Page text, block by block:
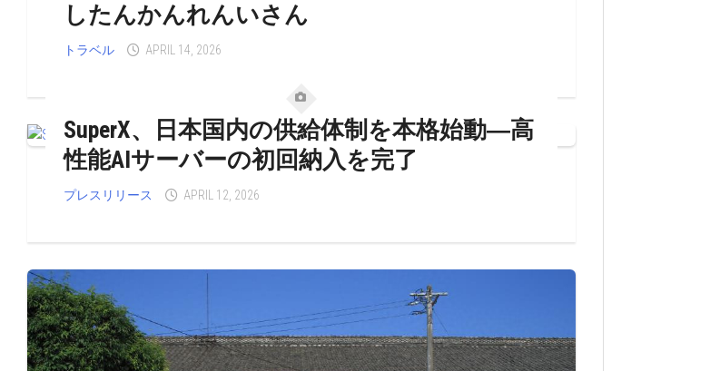
したんかんれんいさん
トラベル APRIL 14, 2026
SuperX、日本国内の供給体制を本格始動―高
性能AIサーバーの初回納入を完了
プレスリリース APRIL 12, 2026